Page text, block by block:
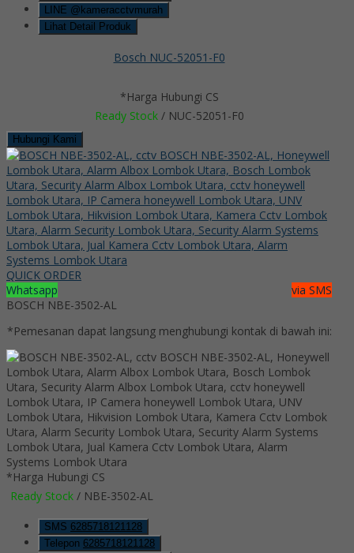
LINE @kameracctvmurah
Lihat Detail Produk
Bosch NUC-52051-F0
*Harga Hubungi CS
Ready Stock/ NUC-52051-F0
Hubungi Kami
QUICK ORDER
Whatsapp
via SMS
BOSCH NBE-3502-AL
*Pemesanan dapat langsung menghubungi kontak di bawah ini:
*Harga Hubungi CS
Ready Stock / NBE-3502-AL
SMS 6285718121128
Telepon 6285718121128